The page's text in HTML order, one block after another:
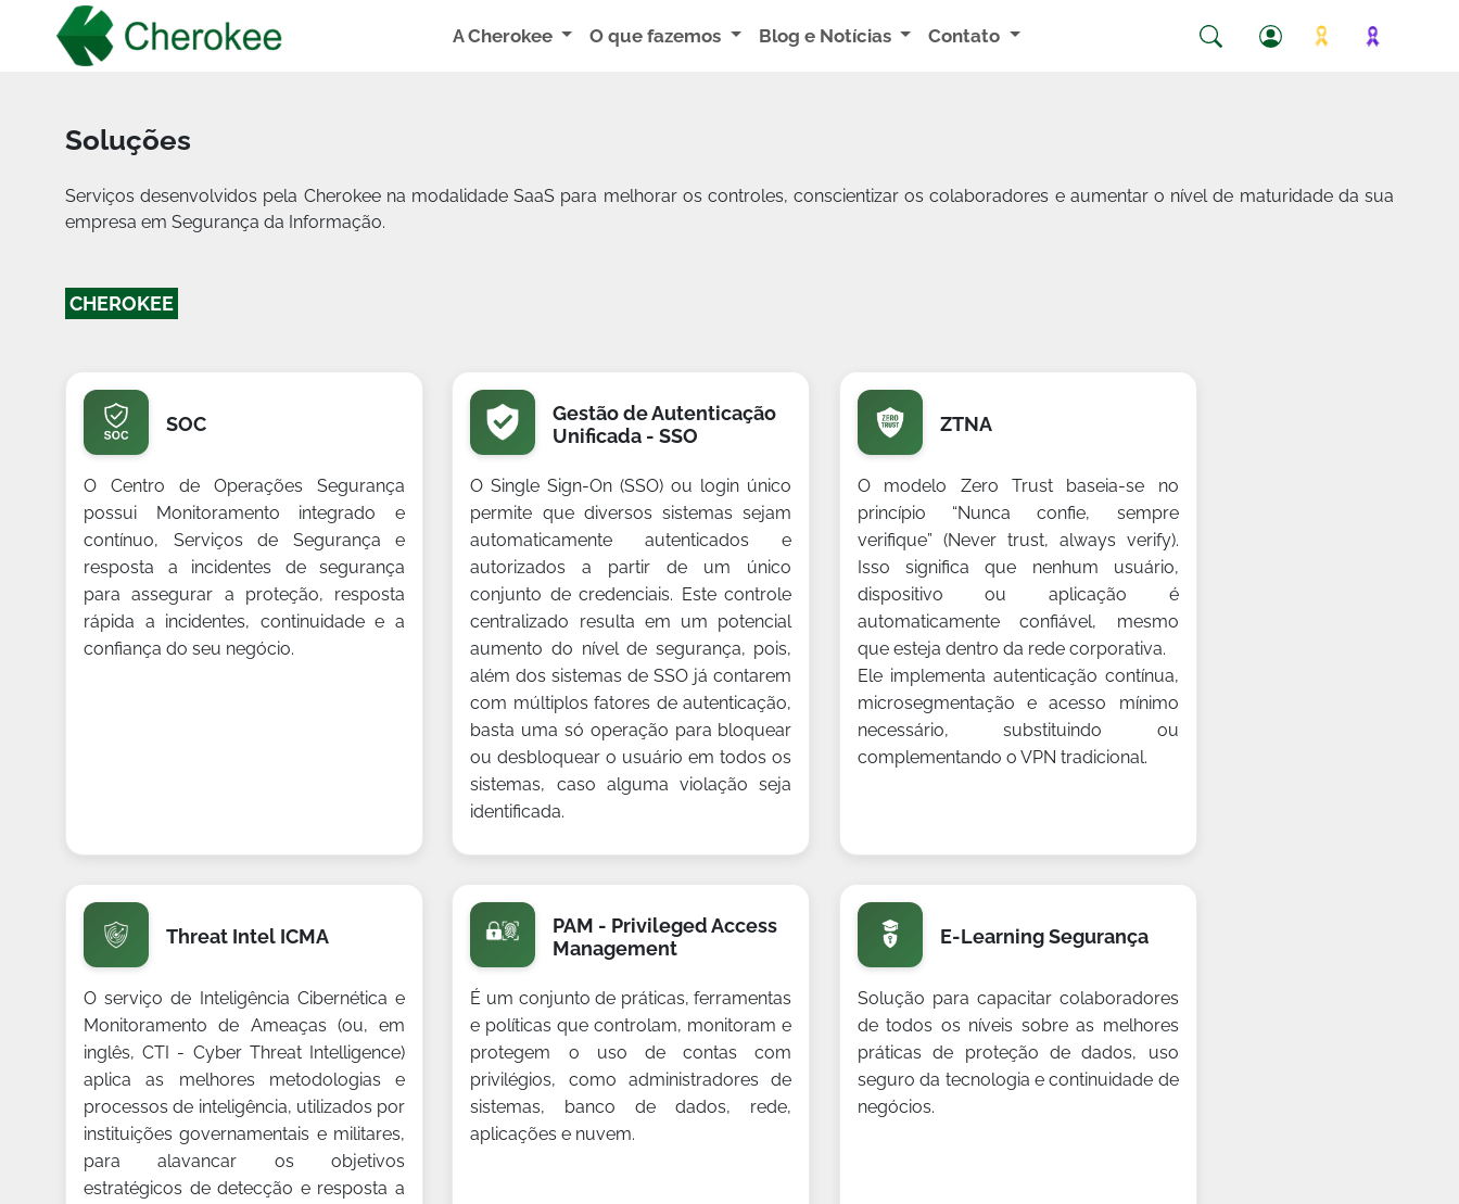
A Cherokee O que fazemos Blog e Notícias Contato
Soluções
Serviços desenvolvidos pela Cherokee na modalidade SaaS para melhorar os controles, conscientizar os colaboradores e aumentar o nível de maturidade da sua
empresa em Segurança da Informação.
CHEROKEE
SOC
O Centro de Operações Segurança
possui Monitoramento integrado e
contínuo, Serviços de Segurança e
resposta a incidentes de segurança
para assegurar a proteção, resposta
rápida a incidentes, continuidade e a
confiança do seu negócio.
Gestão de Autenticação
Unificada - SSO
O Single Sign-On (SSO) ou login único
permite que diversos sistemas sejam
automaticamente autenticados e
autorizados a partir de um único
conjunto de credenciais. Este controle
centralizado resulta em um potencial
aumento do nível de segurança, pois,
além dos sistemas de SSO já contarem
com múltiplos fatores de autenticação,
basta uma só operação para bloquear
ou desbloquear o usuário em todos os
sistemas, caso alguma violação seja
identificada.
ZTNA
O modelo Zero Trust baseia-se no
princípio “Nunca confie, sempre
verifique” (Never trust, always verify).
Isso significa que nenhum usuário,
dispositivo ou aplicação é
automaticamente confiável, mesmo
que esteja dentro da rede corporativa.
Ele implementa autenticação contínua,
microsegmentação e acesso mínimo
necessário, substituindo ou
complementando o VPN tradicional.
Threat Intel ICMA
O serviço de Inteligência Cibernética e
Monitoramento de Ameaças (ou, em
inglês, CTI - Cyber Threat Intelligence)
aplica as melhores metodologias e
processos de inteligência, utilizados por
instituições governamentais e militares,
para alavancar os objetivos
estratégicos de detecção e resposta a
PAM - Privileged Access
Management
É um conjunto de práticas, ferramentas
e políticas que controlam, monitoram e
protegem o uso de contas com
privilégios, como administradores de
sistemas, banco de dados, rede,
aplicações e nuvem.
E-Learning Segurança
Solução para capacitar colaboradores
de todos os níveis sobre as melhores
práticas de proteção de dados, uso
seguro da tecnologia e continuidade de
negócios.